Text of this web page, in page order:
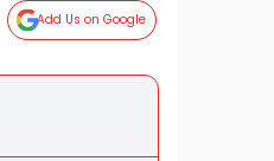
Add Us on Google